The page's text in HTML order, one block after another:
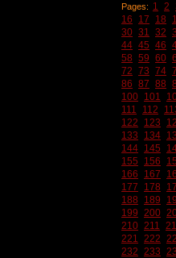
Pages: 1 2
16
17 18
30 31 32
44 45 46
58 59 60
72 73 74
86 87 88
100 101
111
112
122
123
133
134
144 145
155
156
166
167
177
178
188
189
199 200
210 211
221 222
232 233